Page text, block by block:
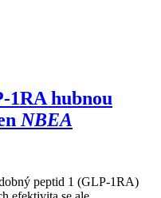
hubnou
NBEA
peptid 1 (GLP-1RA)